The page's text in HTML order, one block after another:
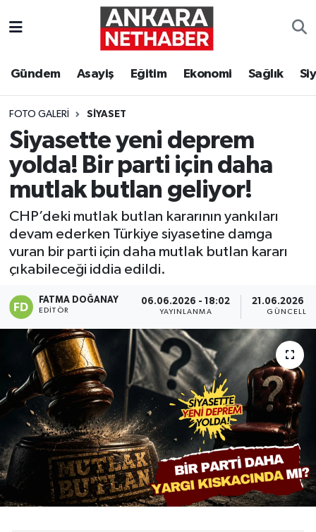
Gündem Asayiş Eğitim Ekonomi Sağlık
FOTO GALERI SIYASET
Siyasette yeni deprem
yolda! Bir parti için daha
mutlak butlan geliyor!
CHP’deki mutlak butlan kararının yankıları
devam ederken Türkiye siyasetine damga
vuran bir parti için daha mutlak butlan kararı
çıkabileceği iddia edildi.
FATMA DOĞANAY
EDITÖR
06.06.2026 - 18:02
YAYINLANMA
21.06.2026 -
Ekonomi
Gündem
Kim Kimdir Nereli
Resmi İlanlar
Sağlık
Siyaset
Spor
Teknoloji
Yaşam
Ankara Hava Durumu
Tüm Manşetler
Son Dakika Haberleri
Haber Arşivi